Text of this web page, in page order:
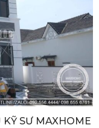
SƯ MAXHOME